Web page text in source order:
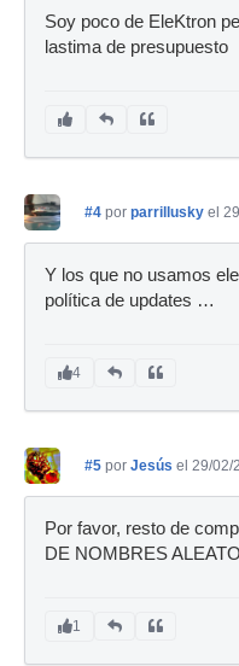
Soy poco de EleKtron
lastima de presupuesto
#4 por parrillusky el
Y los que no usamos
política de updates …
4
#5 por Jesús el 29/02/
Por favor, resto de
DE NOMBRES
1